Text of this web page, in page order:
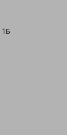
1Б